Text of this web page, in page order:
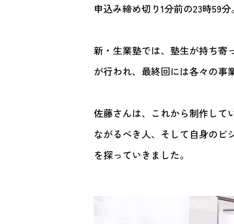
申込み締め切り1分前の23時59
新・生業塾では、塾生が持ち寄
が行われ、最終回には各々の事
佐藤さんは、これから制作して
ながるべき人、そして自身のビ
を探っていきました。